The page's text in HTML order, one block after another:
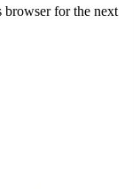
browser for the next